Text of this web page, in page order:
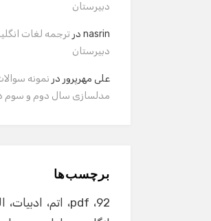
دبیرستان
nasrin در ترجمه لغات
دبیرستان
علی مهرپرور در نمونه
مدلسازی سال دوم و سوم
برچسب‌ها
92
pdf اتم ادبیات